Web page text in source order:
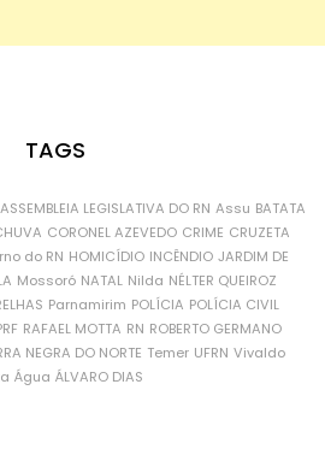
TAGS
ASSEMBLEIA LEGISLATIVA DO RN Assu BATATA
CORONEL AZEVEDO CRIME CRUZETA
do RN HOMICÍDIO INCÊNDIO JARDIM DE
Mossoró NATAL Nilda NÉLTER QUEIROZ
Parnamirim POLÍCIA POLÍCIA CIVIL
RAFAEL MOTTA RN ROBERTO GERMANO
NEGRA DO NORTE Temer UFRN Vivaldo
Água ÁLVARO DIAS